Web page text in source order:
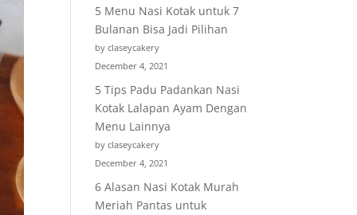
5 Menu Nasi Kotak untuk 7
Bulanan Bisa Jadi Pilihan
by claseycakery
December 4, 2021
5 Tips Padu Padankan Nasi
Kotak Lalapan Ayam Dengan
Menu Lainnya
by claseycakery
December 4, 2021
6 Alasan Nasi Kotak Murah
Meriah Pantas untuk